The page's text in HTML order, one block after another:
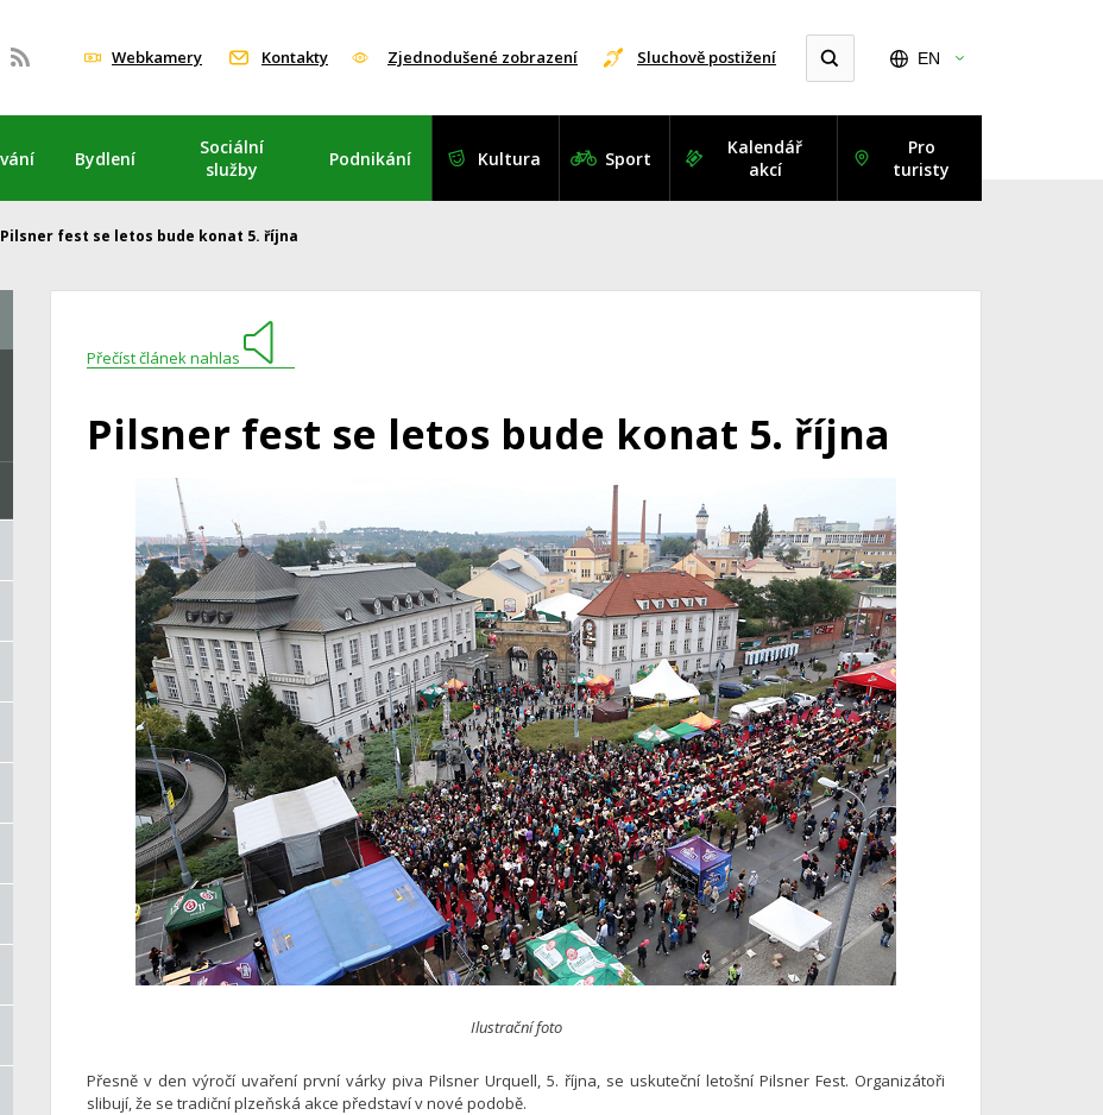
Webkamery Kontakty Zjednodušené zobrazení Sluchově postižení EN
Bydlení
Sociální
služby
Podnikání Kultura Sport
Kalendář
akcí
Pro
turisty
Pilsner fest se letos bude konat 5. října
Přečíst článek nahlas
Pilsner fest se letos bude konat 5. října
Ilustrační foto
Přesně v den výročí uvaření první várky piva Pilsner Urquell, 5. října, se uskuteční letošní Pilsner Fest. Organizátoři
slibují, že se tradiční plzeňská akce představí v nové podobě.